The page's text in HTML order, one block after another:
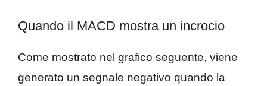
Quando il MACD mostra un incrocio
Come mostrato nel grafico seguente, viene
generato un segnale negativo quando la